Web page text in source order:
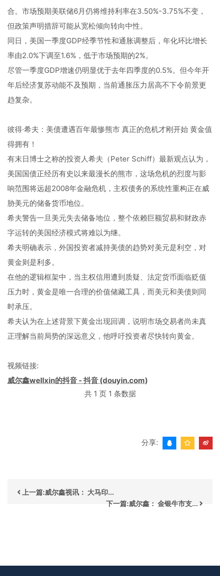
合。市场预期美联储6月仍将维持利率在3.50%-3.75%不变，
但政策声明措辞可能从宽松倾向转向中性。
同日，美国一季度GDP经季节性和通胀调整后，年化环比增长
率由2.0%下调至1.6%，低于市场预期的2%。
尽管一季度GDP增速仍明显优于去年四季度的0.5%。但今年开
年后经济复苏动能不及预期，当前通胀压力居高不下令前景更
趋复杂。
彼得·希夫：美债遭遇百年最惨熊市 真正的危机才刚开始 黄金值
得拥有！
有末日博士之称的投资人希夫（Peter Schiff）最新观点认为，
美国国债正经历有史以来最漫长的熊市，这场危机的烈度与影
响范围将远超2008年金融危机，主权债务的系统性重构正在威
胁美元的储备货币地位。
希夫警告一旦美元失去储备地位，整个依赖巨额贸易和财政赤
字运转的美国经济模式将难以为继。
希夫明确表示，外国投资者减持美债的趋势对美元是利空，对
黄金则是利多。
在他的逻辑框架中，当主权信用遭到质疑、法定货币面临贬值
压力时，黄金是唯一合理的价值储藏工具，而美元和美债则同
时承压。
希夫认为在上述背景下黄金出现回调，说明市场交易者尚未真
正理解当前局势的深远意义，他呼吁投资者尽快转向黄金。
视频链接:
威尔鑫wellxin的抖音 - 抖音 (douyin.com)
共 1 页 1 条数据
分享:
上一篇:威尔鑫视讯： 大马印...
下一篇:威尔鑫： 金银牛市支...